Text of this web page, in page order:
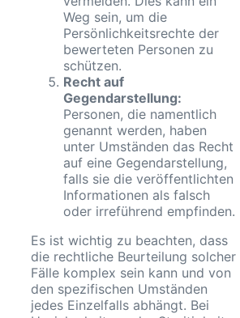
Weg sein, um die
Persönlichkeitsrechte der
bewerteten Personen zu
schützen.
Recht auf
Gegendarstellung:
Personen, die namentlich
genannt werden, haben
unter Umständen das Recht
auf eine Gegendarstellung,
falls sie die veröffentlichten
Informationen als falsch
oder irreführend empfinden.
Es ist wichtig zu beachten, dass
die rechtliche Beurteilung solcher
Fälle komplex sein kann und von
den spezifischen Umständen
jedes Einzelfalls abhängt. Bei